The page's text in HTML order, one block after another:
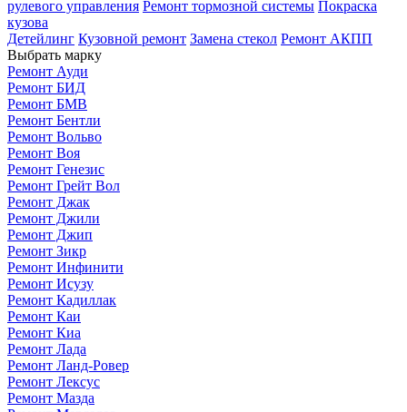
рулевого управления Ремонт тормозной системы Покраска
кузова
Детейлинг Кузовной ремонт Замена стекол Ремонт АКПП
Выбрать марку
Ремонт Ауди
Ремонт БИД
Ремонт БМВ
Ремонт Бентли
Ремонт Вольво
Ремонт Воя
Ремонт Генезис
Ремонт Грейт Вол
Ремонт Джак
Ремонт Джили
Ремонт Джип
Ремонт Зикр
Ремонт Инфинити
Ремонт Исузу
Ремонт Кадиллак
Ремонт Каи
Ремонт Киа
Ремонт Лада
Ремонт Ланд-Ровер
Ремонт Лексус
Ремонт Мазда